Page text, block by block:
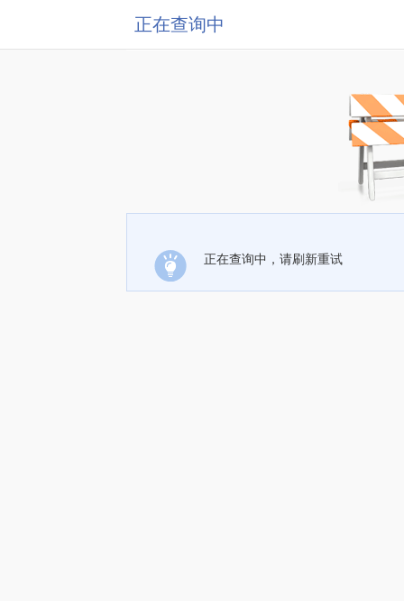
正在查询中
正在查询中，请刷新重试